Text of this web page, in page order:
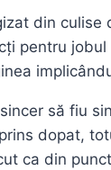
din
pentru
să fiu
dopat,
ca din